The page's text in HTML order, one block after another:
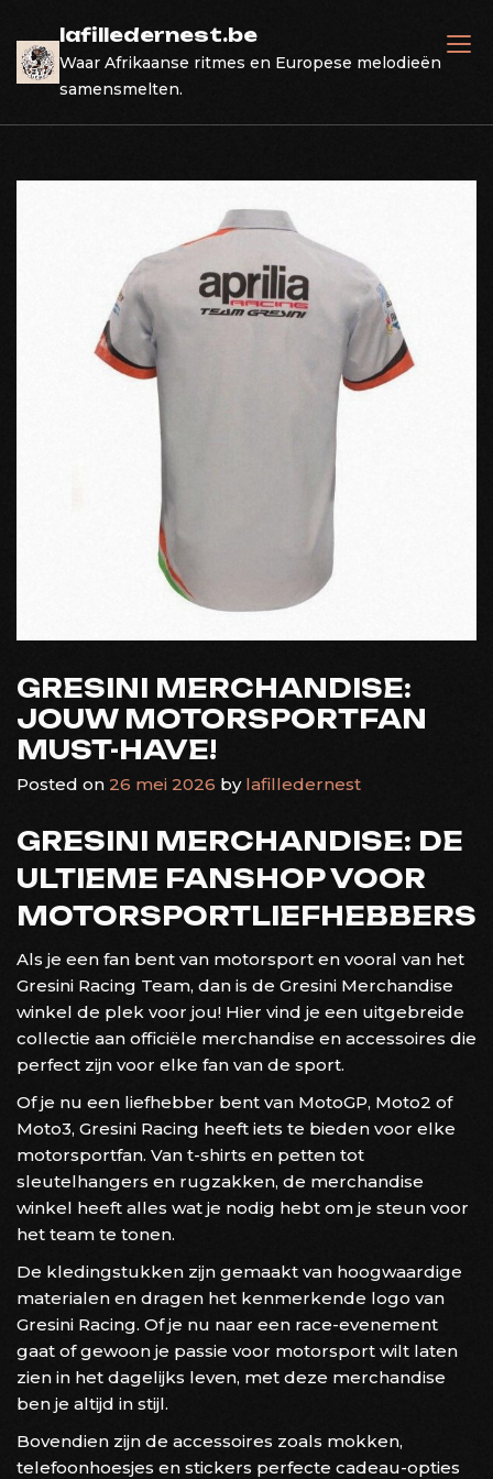
content
lafilledernest.be
Waar Afrikaanse ritmes en Europese melodieën
samensmelten.
GRESINI MERCHANDISE:
JOUW MOTORSPORTFAN
MUST-HAVE!
Posted on 26 mei 2026 by lafilledernest
GRESINI MERCHANDISE: DE
ULTIEME FANSHOP VOOR
MOTORSPORTLIEFHEBBERS
Als je een fan bent van motorsport en vooral van het
Gresini Racing Team, dan is de Gresini Merchandise
winkel de plek voor jou! Hier vind je een uitgebreide
collectie aan officiële merchandise en accessoires die
perfect zijn voor elke fan van de sport.
Of je nu een liefhebber bent van MotoGP, Moto2 of
Moto3, Gresini Racing heeft iets te bieden voor elke
motorsportfan. Van t-shirts en petten tot
sleutelhangers en rugzakken, de merchandise
winkel heeft alles wat je nodig hebt om je steun voor
het team te tonen.
De kledingstukken zijn gemaakt van hoogwaardige
materialen en dragen het kenmerkende logo van
Gresini Racing. Of je nu naar een race-evenement
gaat of gewoon je passie voor motorsport wilt laten
zien in het dagelijks leven, met deze merchandise
ben je altijd in stijl.
Bovendien zijn de accessoires zoals mokken,
telefoonhoesjes en stickers perfecte cadeau-opties